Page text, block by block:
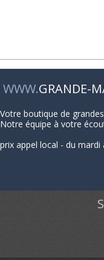
WWW.GRANDE-
Votre boutique de
Notre équipe à votre
prix appel local - du mardi